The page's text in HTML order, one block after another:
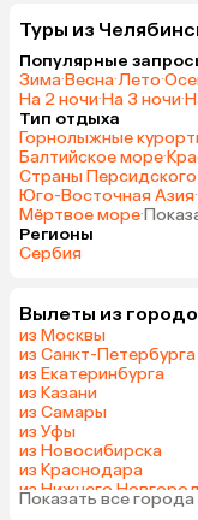
Туры из
Популярные
Зима·Весна·Лето·
На 2 ночи·На 3 ночи·
Тип отдыха
Горнолыжные
Балтийское море·
Страны Персидского
Юго-Восточная Азия·
Мёртвое море·
Регионы
Сербия
Вылеты из
из Москвы
из Санкт-Петербурга
из Екатеринбурга
из Казани
из Самары
из Уфы
из Новосибирска
из Краснодара
из Нижнего
из Перми
Показать все города